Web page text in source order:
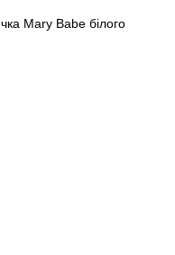
Mary Babe білого